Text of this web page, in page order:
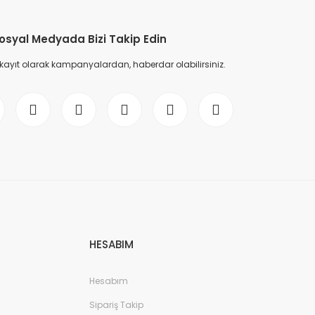
Medyada Bizi Takip Edin
olarak kampanyalardan, haberdar olabilirsiniz.
HESABIM
Hesabım
Sipariş Takip